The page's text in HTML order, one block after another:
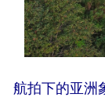
航拍下的亚洲